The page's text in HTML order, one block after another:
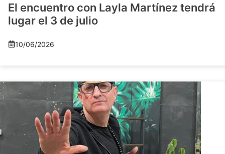
El encuentro con Layla Martínez tendrá
lugar el 3 de julio
10/06/2026